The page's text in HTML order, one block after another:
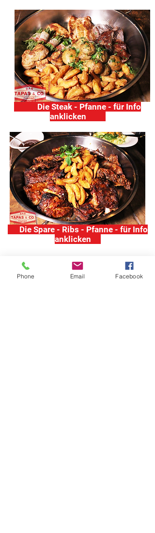
Die Steak - Pfanne - für Info
anklicken
Die Spare - Ribs - Pfanne - für Info
anklicken
Phone Email Facebook